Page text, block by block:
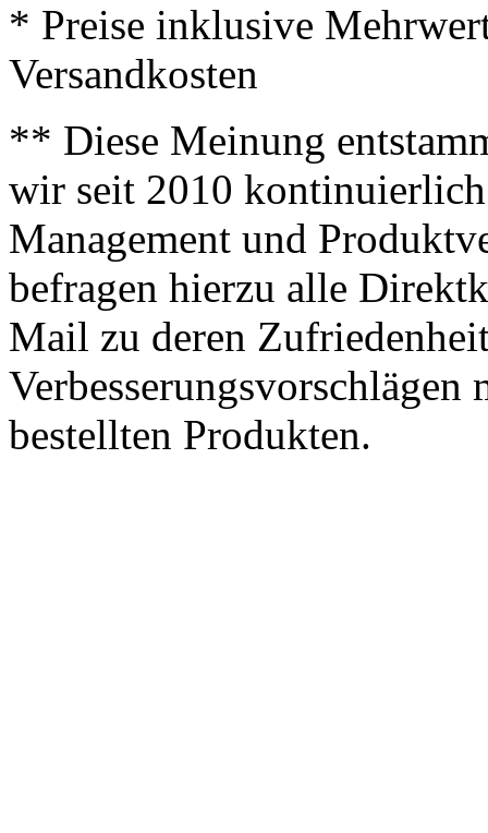
* Preise inklusive
Versandkosten
** Diese Meinung
wir seit 2010
Management und
befragen hierzu alle
Mail zu deren
bestellten Produkten.